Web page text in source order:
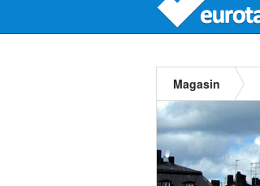
Magasin